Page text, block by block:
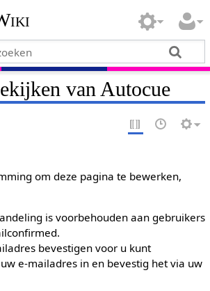
van Autocue
om deze pagina te bewerken,
is voorbehouden aan gebruikers
bevestigen voor u kunt
e-mailadres in en bevestig het via uw